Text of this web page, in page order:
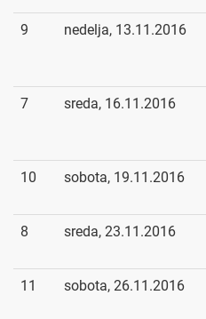
9 nedelja, 13.11.2016
7 sreda, 16.11.2016
10 sobota, 19.11.2016
8 sreda, 23.11.2016
11 sobota, 26.11.2016